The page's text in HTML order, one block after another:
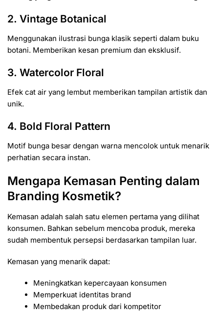
2. Vintage Botanical
Menggunakan ilustrasi bunga klasik seperti dalam buku
botani. Memberikan kesan premium dan eksklusif.
3. Watercolor Floral
Efek cat air yang lembut memberikan tampilan artistik dan
unik.
4. Bold Floral Pattern
Motif bunga besar dengan warna mencolok untuk menarik
perhatian secara instan.
Mengapa Kemasan Penting dalam
Branding Kosmetik?
Kemasan adalah salah satu elemen pertama yang dilihat
konsumen. Bahkan sebelum mencoba produk, mereka
sudah membentuk persepsi berdasarkan tampilan luar.
Kemasan yang menarik dapat:
Meningkatkan kepercayaan konsumen
Memperkuat identitas brand
Membedakan produk dari kompetitor